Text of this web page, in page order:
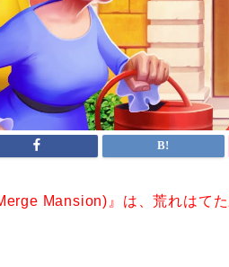
Mansion)』は、荒れはて